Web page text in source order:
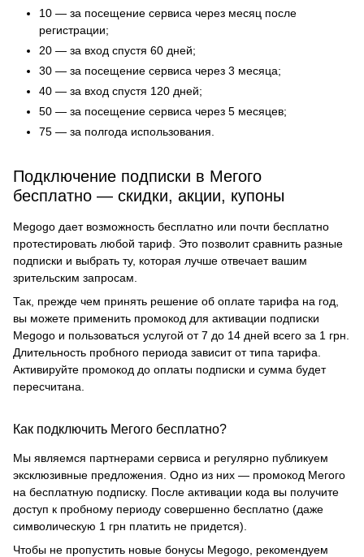
10 — за посещение сервиса через месяц после
регистрации;
20 — за вход спустя 60 дней;
30 — за посещение сервиса через 3 месяца;
40 — за вход спустя 120 дней;
50 — за посещение сервиса через 5 месяцев;
75 — за полгода использования.
Подключение подписки в Мегого
бесплатно — скидки, акции, купоны
Megogo дает возможность бесплатно или почти бесплатно
протестировать любой тариф. Это позволит сравнить разные
подписки и выбрать ту, которая лучше отвечает вашим
зрительским запросам.
Так, прежде чем принять решение об оплате тарифа на год,
вы можете применить промокод для активации подписки
Megogo и пользоваться услугой от 7 до 14 дней всего за 1 грн.
Длительность пробного периода зависит от типа тарифа.
Активируйте промокод до оплаты подписки и сумма будет
пересчитана.
Как подключить Мегого бесплатно?
Мы являемся партнерами сервиса и регулярно публикуем
эксклюзивные предложения. Одно из них — промокод Мегого
на бесплатную подписку. После активации кода вы получите
доступ к пробному периоду совершенно бесплатно (даже
символическую 1 грн платить не придется).
Чтобы не пропустить новые бонусы Megogo, рекомендуем